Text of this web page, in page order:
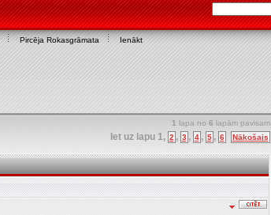
Pircēja Rokasgrāmata Ienākt
1 lapa no 6 lapām pavisam
Iet uz lapu 1, 2 , 3 , 4 , 5 , 6 Nākošais